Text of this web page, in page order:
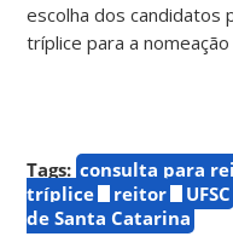
escolha dos candidatos
tríplice para a
Tags: consulta para
tríplice
reitor UFSC
de Santa Catarina